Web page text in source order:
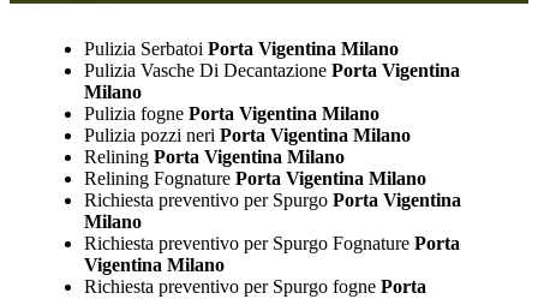
Pulizia Serbatoi Porta Vigentina Milano
Pulizia Vasche Di DecantazionePorta Vigentina
Milano
Pulizia fognePorta Vigentina Milano
Pulizia pozzi neri Porta Vigentina Milano
ReliningPorta Vigentina Milano
Relining FognaturePorta Vigentina Milano
Richiesta preventivo per SpurgoPorta Vigentina
Milano
Richiesta preventivo per Spurgo FognaturePorta
Vigentina Milano
Richiesta preventivo per Spurgo fognePorta